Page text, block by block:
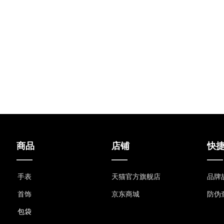
商品
——
手表
首饰
包袋
店铺
——
天猫官方旗舰店
京东商城
快
——
品牌
防伪